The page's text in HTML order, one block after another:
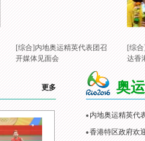
[综合]内地奥运精英代表团召
开媒体见面会
[综
达香
更多 奥
内地奥运精英代
香港特区政府欢